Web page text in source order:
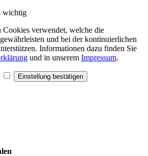
wichtig
Cookies verwendet, welche die
und bei der kontinuierlichen
Informationen dazu finden Sie
und in unserem Impressum.
Einstellung bestätigen